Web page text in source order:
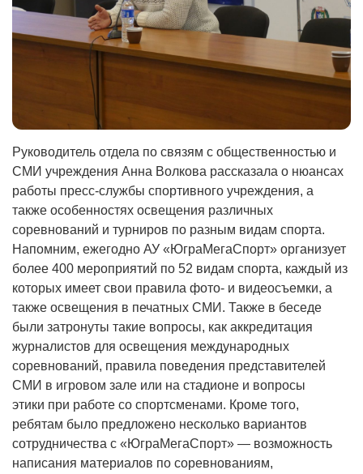
Руководитель отдела по связям с общественностью и
СМИ учреждения Анна Волкова рассказала о нюансах
работы пресс-службы спортивного учреждения, а
также особенностях освещения различных
соревнований и турниров по разным видам спорта.
Напомним, ежегодно АУ «ЮграМегаСпорт» организует
более 400 мероприятий по 52 видам спорта, каждый из
которых имеет свои правила фото- и видеосъемки, а
также освещения в печатных СМИ. Также в беседе
были затронуты такие вопросы, как аккредитация
журналистов для освещения международных
соревнований, правила поведения представителей
СМИ в игровом зале или на стадионе и вопросы
этики при работе со спортсменами. Кроме того,
ребятам было предложено несколько вариантов
сотрудничества с «ЮграМегаСпорт» — возможность
написания материалов по соревнованиям,